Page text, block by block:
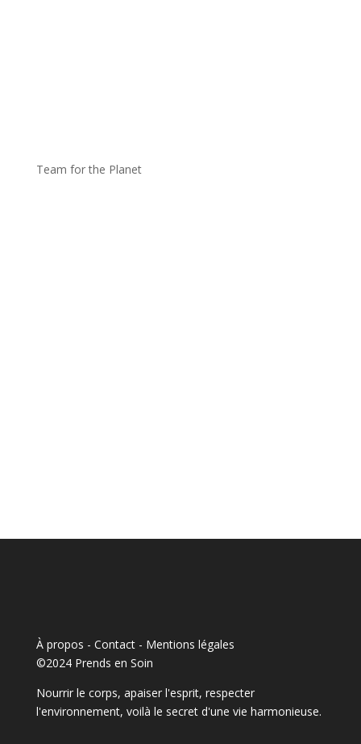
Team for the Planet
À propos - Contact- Mentions légales
©2024 Prends en Soin
Nourrir le corps, apaiser l'esprit, respecter
l'environnement, voilà le secret d'une vie harmonieuse.